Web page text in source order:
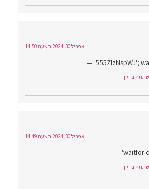
אפריל 30, 2024 בשעה 14:50
555ZlzNspWJ';
בדיון
אפריל 30, 2024 בשעה 14:49
בדיון